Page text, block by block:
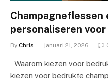
Champagneflessen
personaliseren
merkervaring
By Chris januari 21, 2026
Waarom kiezen voor
kiezen voor bedrukte